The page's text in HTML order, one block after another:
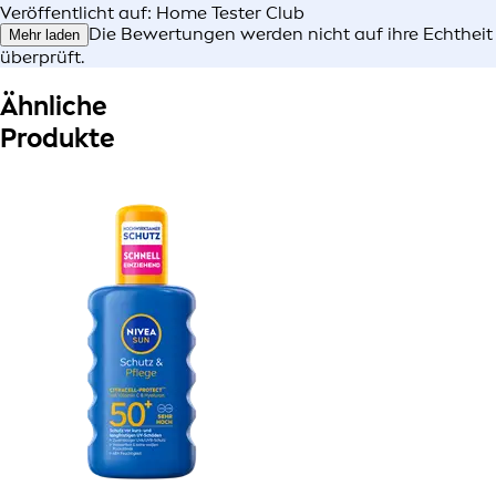
Veröffentlicht auf: Home Tester Club
Mehr laden Die Bewertungen werden nicht auf ihre Echtheit
überprüft.
Ähnliche
Produkte